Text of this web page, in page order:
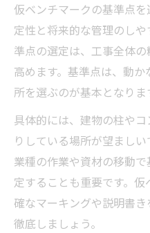
仮ベンチマークの基準点
定性と将来的な管理のし
準点の選定は、工事全体
高めます。基準点は、動
所を選ぶのが基本となりま
具体的には、建物の柱や
りしている場所が望まし
業種の作業や資材の移動
定することも重要です。
確なマーキングや説明書
徹底しましょう。